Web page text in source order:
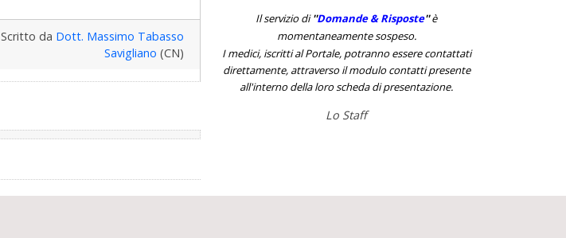
Scritto da Dott. Massimo Tabasso
Savigliano (CN)
Il servizio di''Domande & Risposte''è
momentaneamente sospeso.
I medici, iscritti al Portale, potranno essere contattati
direttamente, attraverso il modulo contatti presente
all'interno della loro scheda di presentazione.
Lo Staff